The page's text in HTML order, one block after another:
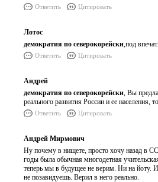
Ответить Цитировать
Лотос
демократия по северокорейски,под
Ответить Цитировать
Андрей
демократия по северокорейски, Вы
реального развития России и ее населения,
Ответить Цитировать
Андрей Мирмович
Ну почему в нищете, просто хочу назад в
годы была обычная многодетная
теперь мы в будущее не верим. Ни на йоту.
не позавидуешь. Верил в него реально.